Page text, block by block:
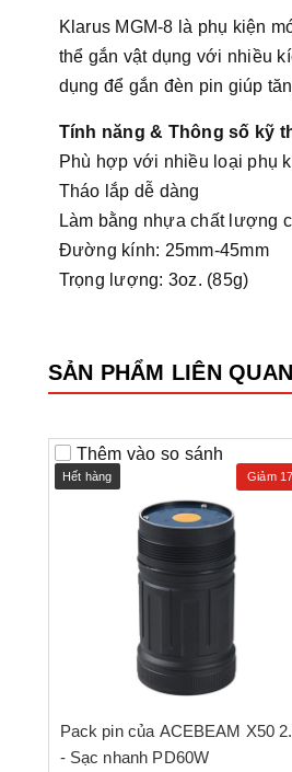
Klarus MGM-8 là phụ kiện
thể gắn vật dụng với nhiều
dụng để gắn đèn pin giúp
Tính năng & Thông số kỹ
Phù hợp với nhiều loại phụ
Tháo lắp dễ dàng
Làm bằng nhựa chất lượng
Đường kính: 25mm-45mm
Trọng lượng: 3oz. (85g)
SẢN PHẨM LIÊN QUAN
Thêm vào so sánh
Hết hàng Giảm
Pack pin của ACEBEAM X50
- Sạc nhanh PD60W